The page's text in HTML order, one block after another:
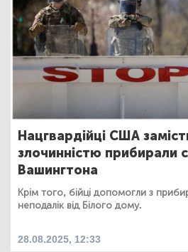
Нацгвардійці США
злочинністю прибирали
Вашингтона
Крім того, бійці допомогли з
неподалік від Білого дому.
28.08.2025, 12:33